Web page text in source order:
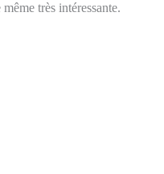
très intéressante.